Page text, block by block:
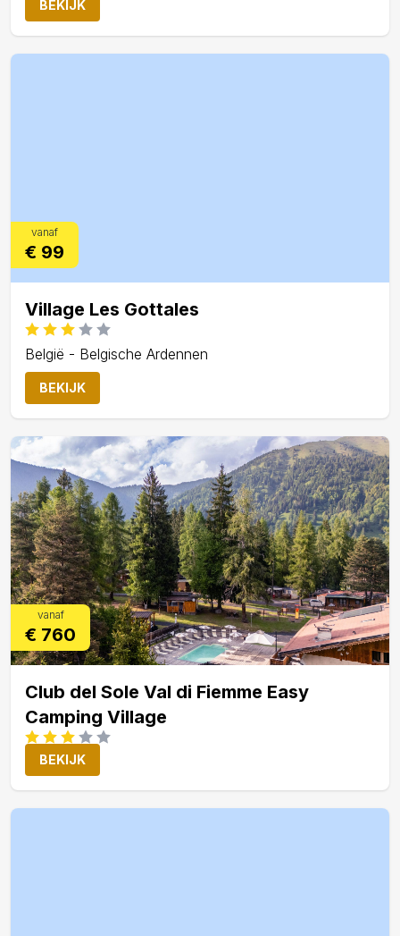
BEKIJK
vanaf
€ 99
Village Les Gottales
België - Belgische Ardennen
BEKIJK
vanaf
€ 760
Club del Sole Val di Fiemme Easy
Camping Village
BEKIJK